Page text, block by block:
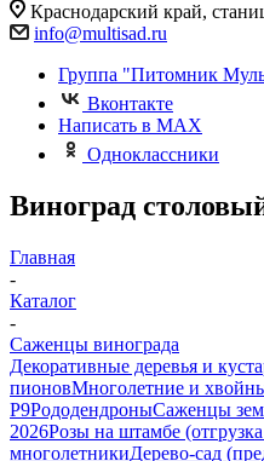
Краснодарский край,
info@multisad.ru
Группа "Питомник
Вконтакте
Написать в MAX
Одноклассники
Виноград
Главная
-
Каталог
-
Саженцы винограда
Декоративные деревья и
пионовМноголетние и
Р9РододендроныСаженцы
2026Розы на штамбе
многолетникиДерево-сад